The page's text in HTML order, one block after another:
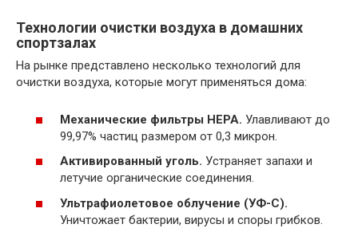
Технологии очистки воздуха в домашних
спортзалах
На рынке представлено несколько технологий для
очистки воздуха, которые могут применяться дома:
Механические фильтры HEPA. Улавливают до
99,97% частиц размером от 0,3 микрон.
Активированный уголь. Устраняет запахи и
летучие органические соединения.
Ультрафиолетовое облучение (УФ-C).
Уничтожает бактерии, вирусы и споры грибков.